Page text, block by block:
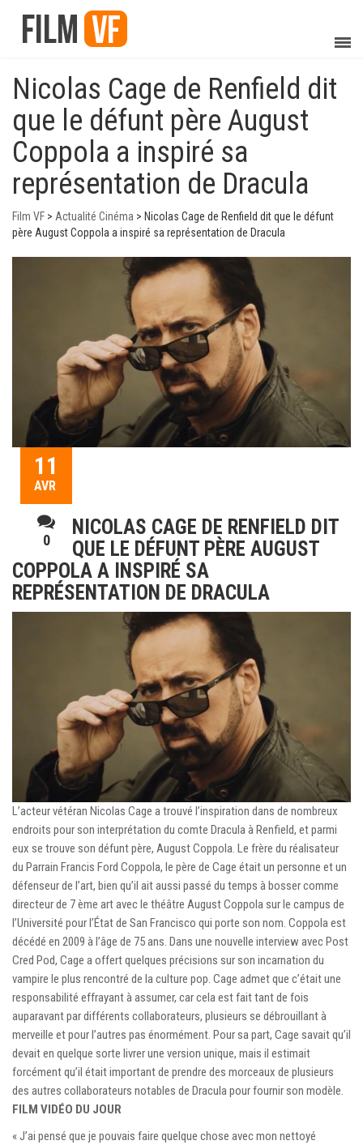
Nicolas Cage de Renfield dit
que le défunt père August
Coppola a inspiré sa
représentation de Dracula
Film VF > Actualité Cinéma > Nicolas Cage de Renfield dit que le défunt
père August Coppola a inspiré sa représentation de Dracula
11
AVR
0
NICOLAS CAGE DE RENFIELD DIT
QUE LE DÉFUNT PÈRE AUGUST
COPPOLA A INSPIRÉ SA
REPRÉSENTATION DE DRACULA
L’acteur vétéran Nicolas Cage a trouvé l’inspiration dans de nombreux
endroits pour son interprétation du comte Dracula à Renfield, et parmi
eux se trouve son défunt père, August Coppola. Le frère du réalisateur
du Parrain Francis Ford Coppola, le père de Cage était un personne et un
défenseur de l’art, bien qu’il ait aussi passé du temps à bosser comme
directeur de 7 ème art avec le théâtre August Coppola sur le campus de
l’Université pour l’État de San Francisco qui porte son nom. Coppola est
décédé en 2009 à l’âge de 75 ans. Dans une nouvelle interview avec Post
Cred Pod, Cage a offert quelques précisions sur son incarnation du
vampire le plus rencontré de la culture pop. Cage admet que c’était une
responsabilité effrayant à assumer, car cela est fait tant de fois
auparavant par différents collaborateurs, plusieurs se débrouillant à
merveille et pour l’autres pas énormément. Pour sa part, Cage savait qu’il
devait en quelque sorte livrer une version unique, mais il estimait
forcément qu’il était important de prendre des morceaux de plusieurs
des autres collaborateurs notables de Dracula pour fournir son modèle.
FILM VIDÉO DU JOUR
« J’ai pensé que je pouvais faire quelque chose avec mon nettoyé